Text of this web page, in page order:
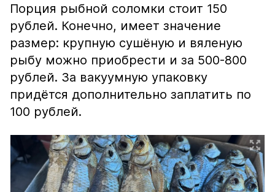
Порция рыбной соломки стоит 150
рублей. Конечно, имеет значение
размер: крупную сушёную и вяленую
рыбу можно приобрести и за 500-800
рублей. За вакуумную упаковку
придётся дополнительно заплатить по
100 рублей.